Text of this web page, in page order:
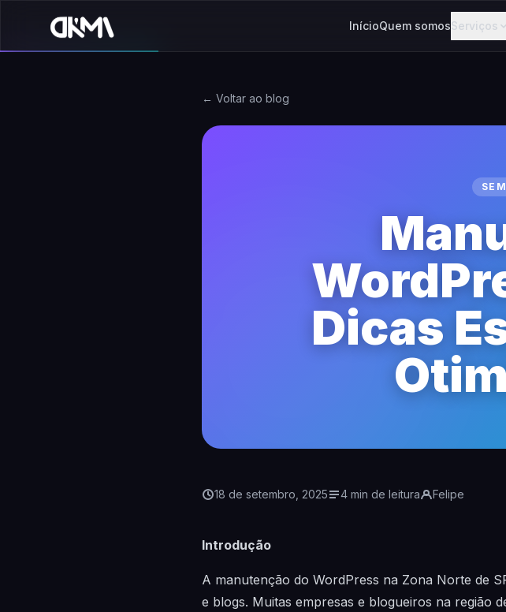
InícioQuem somosServiços
← Voltar ao blog
Dicas
18 de setembro, 2025 4 min de leitura Felipe
Introdução
A manutenção do WordPress na Zona Norte de
e blogs. Muitas empresas e blogueiros na região